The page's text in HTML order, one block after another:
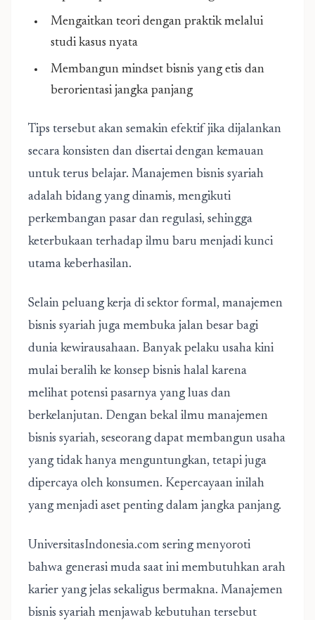
Mengaitkan teori dengan praktik melalui
studi kasus nyata
Membangun mindset bisnis yang etis dan
berorientasi jangka panjang
Tips tersebut akan semakin efektif jika dijalankan
secara konsisten dan disertai dengan kemauan
untuk terus belajar. Manajemen bisnis syariah
adalah bidang yang dinamis, mengikuti
perkembangan pasar dan regulasi, sehingga
keterbukaan terhadap ilmu baru menjadi kunci
utama keberhasilan.
Selain peluang kerja di sektor formal, manajemen
bisnis syariah juga membuka jalan besar bagi
dunia kewirausahaan. Banyak pelaku usaha kini
mulai beralih ke konsep bisnis halal karena
melihat potensi pasarnya yang luas dan
berkelanjutan. Dengan bekal ilmu manajemen
bisnis syariah, seseorang dapat membangun usaha
yang tidak hanya menguntungkan, tetapi juga
dipercaya oleh konsumen. Kepercayaan inilah
yang menjadi aset penting dalam jangka panjang.
UniversitasIndonesia.com sering menyoroti
bahwa generasi muda saat ini membutuhkan arah
karier yang jelas sekaligus bermakna. Manajemen
bisnis syariah menjawab kebutuhan tersebut